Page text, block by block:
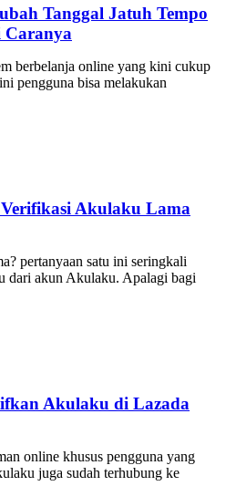
Tanggal Jatuh Tempo
Caranya
berbelanja online yang kini cukup
pengguna bisa melakukan
Akulaku Lama
pertanyaan satu ini seringkali
dari akun Akulaku. Apalagi bagi
Akulaku di Lazada
online khusus pengguna yang
juga sudah terhubung ke